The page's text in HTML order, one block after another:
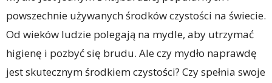
powszechnie używanych środków czystości na świecie.
Od wieków ludzie polegają na mydle, aby utrzymać
higienę i pozbyć się brudu. Ale czy mydło naprawdę
jest skutecznym środkiem czystości? Czy spełnia swoje